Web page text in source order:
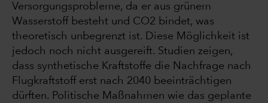
Versorgungsprobleme, da er aus grünem
Wasserstoff besteht und CO2 bindet, was
theoretisch unbegrenzt ist. Diese Möglichkeit ist
jedoch noch nicht ausgereift. Studien zeigen,
dass synthetische Kraftstoffe die Nachfrage nach
Flugkraftstoff erst nach 2040 beeinträchtigen
dürften. Politische Maßnahmen wie das geplante